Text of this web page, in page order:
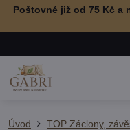
Poštovné již od 75 Kč a
Úvod TOP Záclony,